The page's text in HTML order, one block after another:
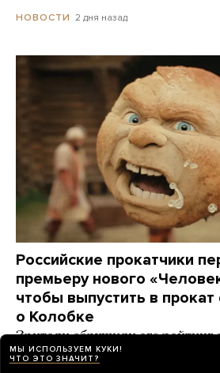
НОВОСТИ 2 дня назад
Российские прокатчики
премьеру нового
чтобы выпустить в
о Колобке
Зрители обрушили его
Озвучивший хлеб Гарик
МЫ ИСПОЛЬЗУЕМ КУКИ!
ЧТО ЭТО ЗНАЧИТ?